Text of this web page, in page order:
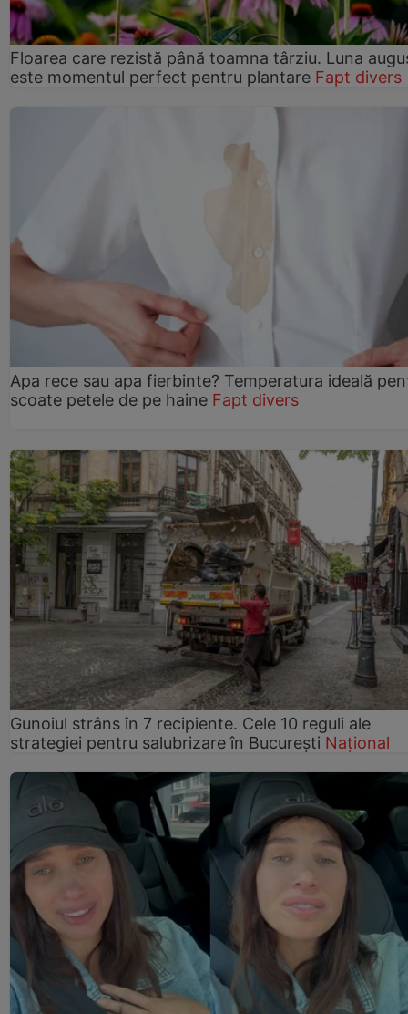
Floarea care rezistă până toamna târziu. Luna
este momentul perfect pentru plantare Fapt divers
Apa rece sau apa fierbinte? Temperatura ideală
scoate petele de pe haine Fapt divers
Gunoiul strâns în 7 recipiente. Cele 10 reguli ale
strategiei pentru salubrizare în București Național